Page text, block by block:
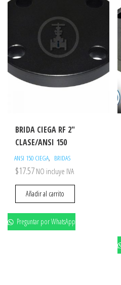
BRIDA CIEGA RF 2″
CLASE/ANSI 150
ANSI 150 CIEGA, BRIDAS
$17.57 NO incluye IVA
Añadir al carrito
Preguntar por WhatsApp